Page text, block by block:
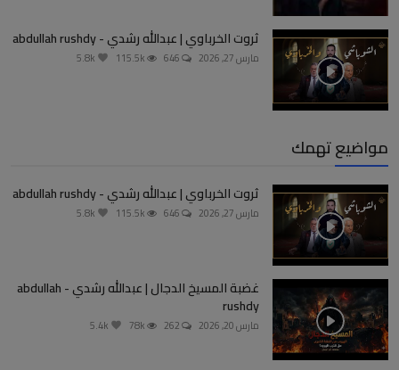
ثروت الخرباوي | عبدالله رشدي - abdullah rushdy
مارس 27, 2026
مواضيع تهمك
ثروت الخرباوي | عبدالله رشدي - abdullah rushdy
مارس 27, 2026
غضبة المسيخ الدجال | عبدالله رشدي - abdullah
rushdy
مارس 20, 2026